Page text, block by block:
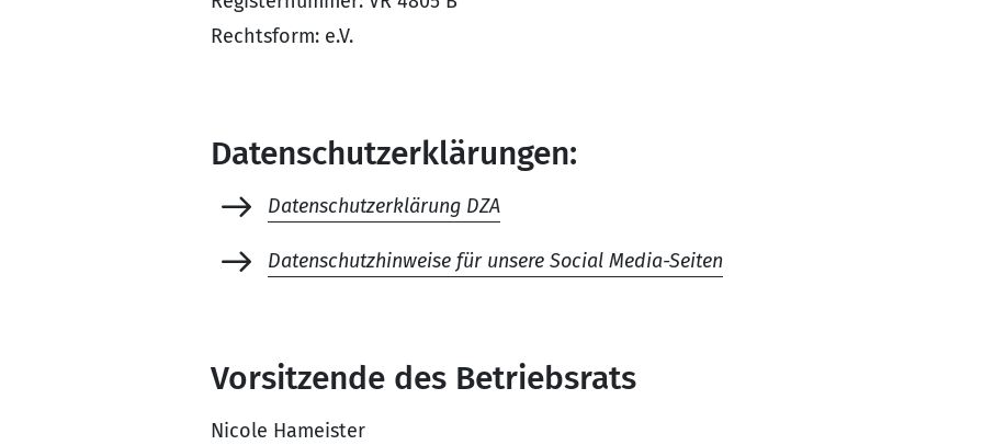
Rechtsform: e.V.
Datenschutzerklärungen:
Datenschutzerklärung DZA
Datenschutzhinweise für unsere Social Media-Seiten
Vorsitzende des Betriebsrats
Nicole Hameister